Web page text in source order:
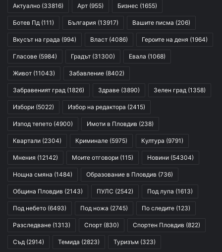
Актуално (33816) Арт (955) Бизнес (1655)
Ботев Пд (111) България (13917) Вашите писма (206)
Вкусът на града (994) Власт (4086) Героите на деня (1964)
Гласове (5984) Градът (31300) Евала (1068)
Живот (11043) Забавление (8402)
Забравеният град (1826) Здраве (3890) Зелен град (1358)
Избори (5022) Избор на редактора (2415)
Изпод тепето (4900) Имоти в Пловдив (238)
Квартали (2304) Криминале (5975) Култура (9791)
Мнения (12142) Моите отговори (115) Новини (54304)
Нощна смяна (1484) Образование в Пловдив (736)
Община Пловдив (2143) ПУЛС (2542) Под лупа (1613)
Под небето (6493) Под ножа (2745) По следите (123)
Разследване (1313) Спорт (830) Спортен Пловдив (822)
Съд (2914) Темида (2823) Туризъм (323)